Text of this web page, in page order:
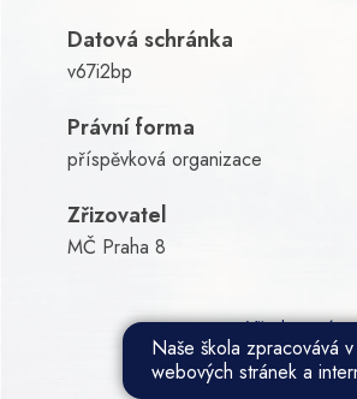
Datová schránka
v67i2bp
Právní forma
příspěvková organizace
Zřizovatel
MČ Praha 8
Všechna
Naše škola zpracovává
webových stránek a